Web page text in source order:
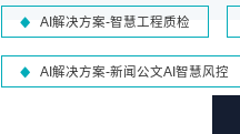
AI解决方案-智慧工程质检
AI解决方案-新闻公文AI智慧风控